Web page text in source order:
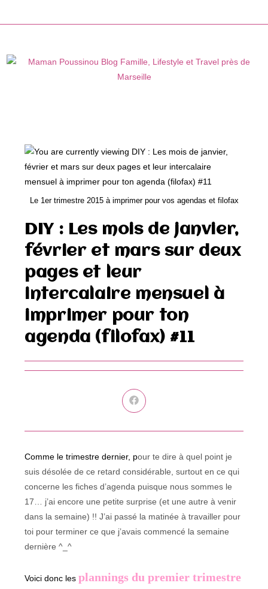
Le 1er trimestre 2015 à imprimer pour vos agendas et filofax
DIY : Les mois de janvier,
février et mars sur deux
pages et leur
intercalaire mensuel à
imprimer pour ton
agenda (filofax) #11
Ouvrir
dans
autre
Comme le trimestre dernier, pour te dire à quel point je
suis désolée de ce retard considérable, surtout en ce qui
concerne les fiches d’agenda puisque nous sommes le
17… j’ai encore une petite surprise (et une autre à venir
dans la semaine) !! J’ai passé la matinée à travailler pour
toi pour terminer ce que j’avais commencé la semaine
dernière ^_^
Voici donc lesplannings du premier trimestre